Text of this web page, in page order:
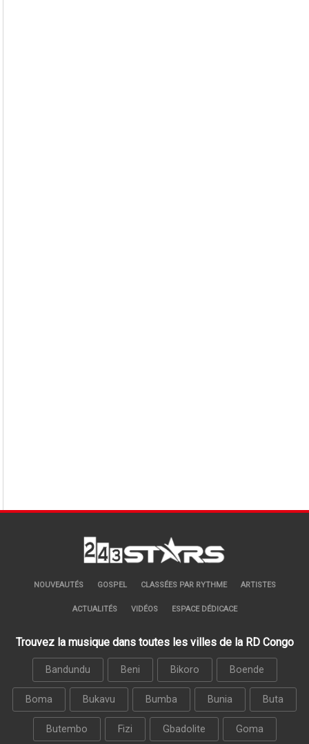
NOUVEAUTÉS GOSPEL CLASSÉES PAR RYTHME ARTISTES
ACTUALITÉS VIDÉOS ESPACE DÉDICACE
Trouvez la musique dans toutes les villes de la RD Congo
Bandundu Beni Bikoro Boende
Boma Bukavu Bumba Bunia Buta
Butembo Fizi Gbadolite Goma